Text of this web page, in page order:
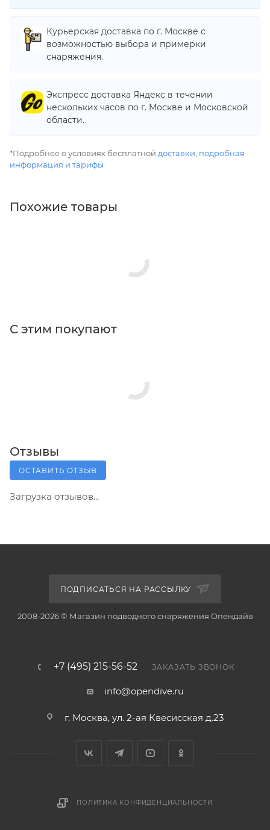
Курьерская доставка по г. Москве с
возможностью выбора и примерки
снаряжения.
Экспресс доставка Яндекс в течении
нескольких часов по г. Москве и Московской
области.
*Подробнее о условиях бесплатной доставки подробная
информация и тарифы
Похожие товары
С этим покупают
Отзывы
ОСТАВИТЬ ОТЗЫВ
Загрузка отзывов...
ПОДПИСАТЬСЯ НА РАССЫЛКУ
2008-2026 © Магазин подводного снаряжения Опендайв
+7 (495) 215-56-52 ЗАКАЗАТЬ ЗВОНОК
info@opendive.ru
г. Москва, ул. 2-ая Квесисская д.23
ПОЛИТИКА КОНФИДЕНЦИАЛЬНОСТИ